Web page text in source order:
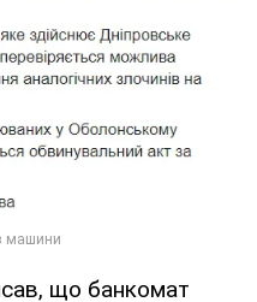
що банкомат